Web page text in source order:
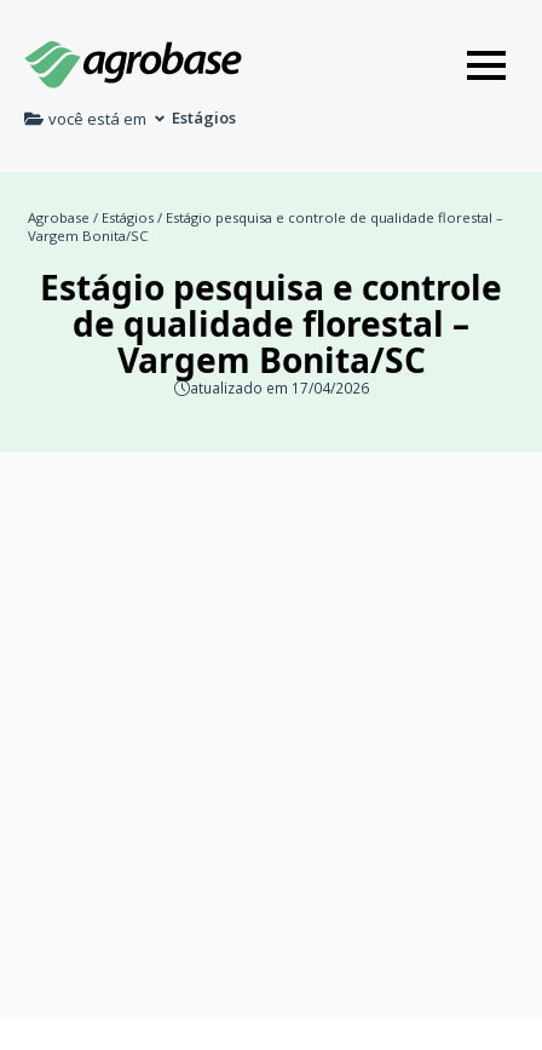
você está em Estágios
Agrobase / Estágios / Estágio pesquisa e controle de qualidade florestal –
Vargem Bonita/SC
Estágio pesquisa e controle
de qualidade florestal –
Vargem Bonita/SC
atualizado em 17/04/2026